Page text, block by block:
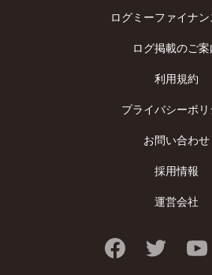
ログミーファイナ
ログ掲載のご案
利用規約
プライバシーポリ
お問い合わせ
採用情報
運営会社